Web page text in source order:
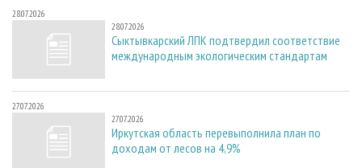
28.07.2026
28.07.2026
Сыктывкарский ЛПК подтвердил соответствие
международным экологическим стандартам
27.07.2026
27.07.2026
Иркутская область перевыполнила план по
доходам от лесов на 4,9%